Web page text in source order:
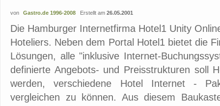
von Gastro.de 1996-2008 Erstellt am 26.05.2001
Die Hamburger Internetfirma Hotel1 Unity
Hoteliers. Neben dem Portal Hotel1 bietet die
Lösungen, alle "inklusive Internet-
definierte Angebots- und Preisstrukturen soll
werden, verschiedene Hotel Internet -
vergleichen zu können. Aus diesem